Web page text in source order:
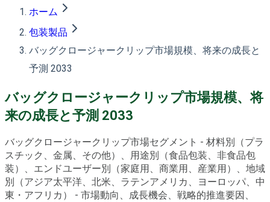
ホーム
包装製品
バッグクロージャークリップ市場規模、将来の成長と
予測 2033
バッグクロージャークリップ市場規模、将
来の成長と予測 2033
バッグクロージャークリップ市場セグメント - 材料別（プラ
スチック、金属、その他）、用途別（食品包装、非食品包
装）、エンドユーザー別（家庭用、商業用、産業用）、地域
別（アジア太平洋、北米、ラテンアメリカ、ヨーロッパ、中
東・アフリカ） - 市場動向、成長機会、戦略的推進要因、